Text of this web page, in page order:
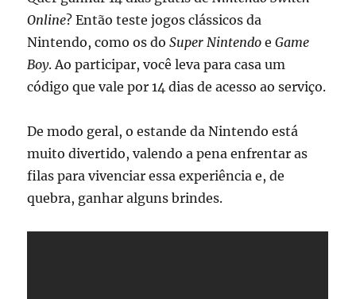
Online? Então teste jogos clássicos da
Nintendo, como os doSuper Nintendo eGame
Boy. Ao participar, você leva para casa um
código que vale por 14 dias de acesso ao serviço.
De modo geral, o estande da Nintendo está
muito divertido, valendo a pena enfrentar as
filas para vivenciar essa experiência e, de
quebra, ganhar alguns brindes.